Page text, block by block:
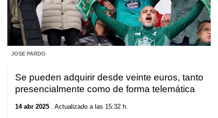
JOSE PARDO
Se pueden adquirir desde veinte euros, tanto
presencialmente como de forma telemática
14 abr 2025 . Actualizado a las 15:32 h.